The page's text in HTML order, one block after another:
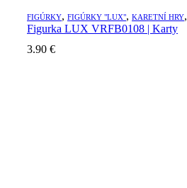
FIGÚRKY, FIGÚRKY "LUX", KARETNÍ HRY,
Figurka LUX VRFB0108 | Karty
3.90 €